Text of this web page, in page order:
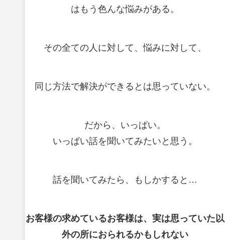
はもう色んな悩みがある。
その全ての人に対して、悩みに対して、
同じ方法で解決ができるとは思っていない。
だから、いっぱい。
いっぱい話を聞いてみたいと思う。
話を聞いてみたら、もしかすると…
お客様の求めているお客様は、実は思っていた以
外の所におられるかもしれない